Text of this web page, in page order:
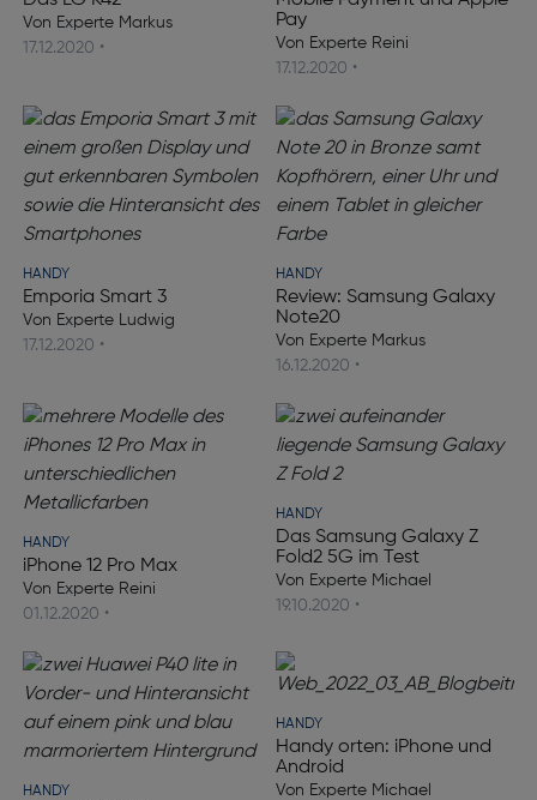
Von Experte Markus
17.12.2020 •
Pay
Von Experte Reini
17.12.2020 •
HANDY
Emporia Smart 3
Von Experte Ludwig
17.12.2020 •
HANDY
Review: Samsung Galaxy
Note20
Von Experte Markus
16.12.2020 •
HANDY
iPhone 12 Pro Max
Von Experte Reini
01.12.2020 •
HANDY
Das Samsung Galaxy Z
Fold2 5G im Test
Von Experte Michael
19.10.2020 •
HANDY
HANDY
Handy orten: iPhone und
Android
Von Experte Michael